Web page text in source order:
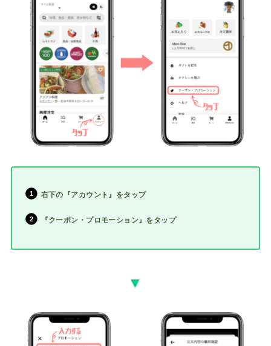
右下の『アカウント』をタップ
『クーポン・プロモーション』をタップ
▼